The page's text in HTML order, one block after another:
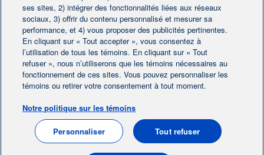
Accueil | Contactez-nous |
Préférences des témoins | Avis juridique
Protection des renseignements personnels
ses sites, 2) intégrer des fonctionnalités liées aux réseaux
sociaux, 3) offrir du contenu personnalisé et mesurer sa
performance, et 4) vous proposer des publicités pertinentes.
En cliquant sur « Tout accepter », vous consentez à
l’utilisation de tous les témoins. En cliquant sur « Tout
refuser », nous n’utiliserons que les témoins nécessaires au
fonctionnement de ces sites. Vous pouvez personnaliser les
témoins ou retirer votre consentement à tout moment.
Notre politique sur les témoins
Personnaliser Tout refuser